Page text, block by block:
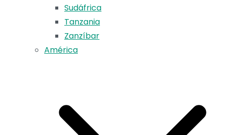
Sudáfrica
Tanzania
Zanzíbar
América